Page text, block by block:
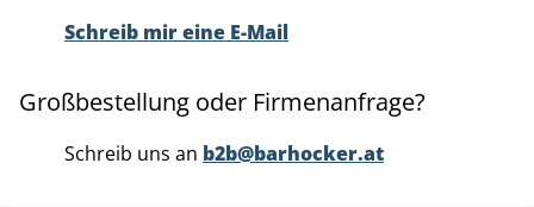
Schreib mir eine E-Mail
Großbestellung oder Firmenanfrage?
Schreib uns an b2b@barhocker.at